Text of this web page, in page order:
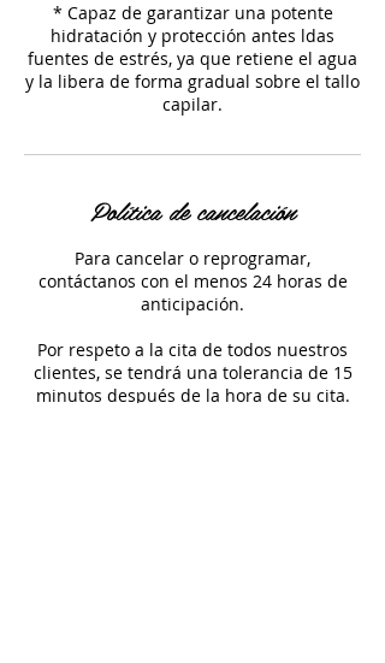
* Capaz de garantizar una potente
hidratación y protección antes ldas
fuentes de estrés, ya que retiene el agua
y la libera de forma gradual sobre el tallo
Política de cancelación
Para cancelar o reprogramar,
contáctanos con el menos 24 horas de
anticipación.
Por respeto a la cita de todos nuestros
clientes, se tendrá una tolerancia de 15
minutos después de la hora de su cita.